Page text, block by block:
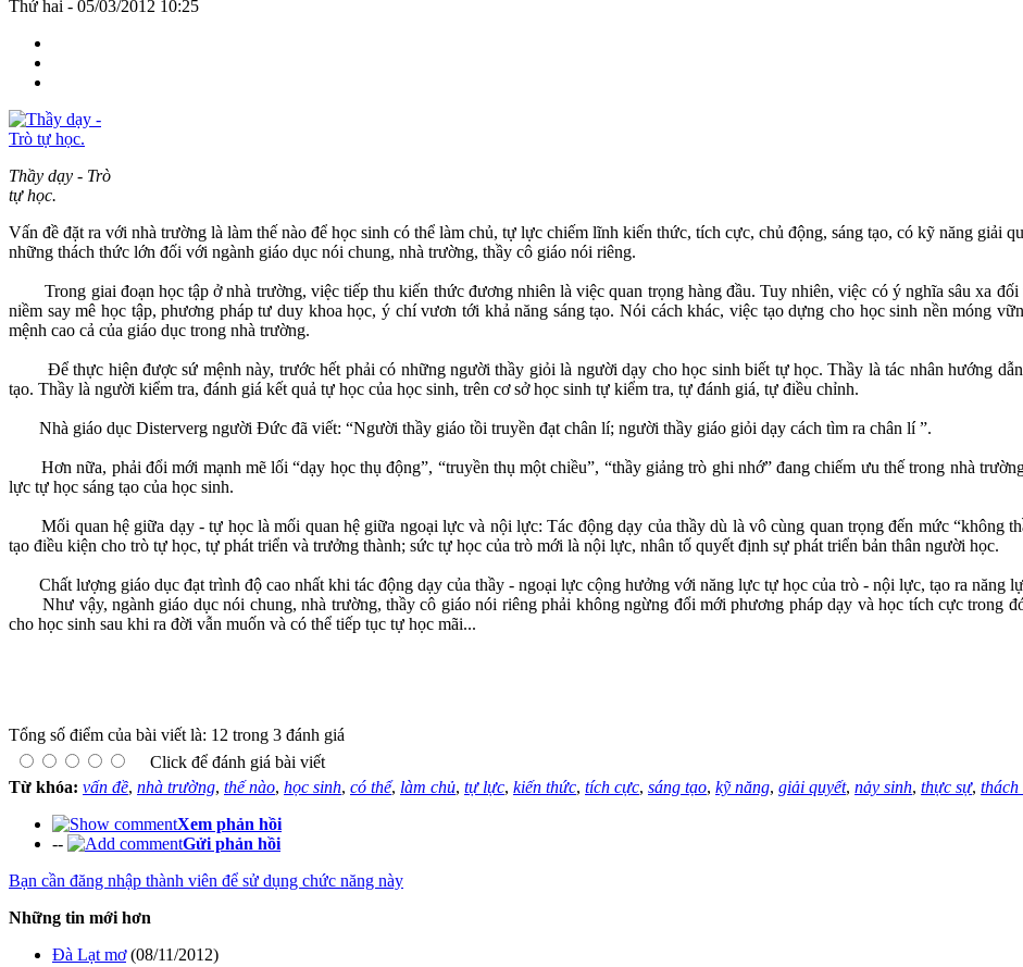
Thứ hai - 05/03/2012 10:25
Thầy dạy - Trò
tự học.
Vấn đề đặt ra với nhà trường là làm thế nào để học sinh có thể làm chủ, tự lực chiếm lĩnh kiến thức, tích cực, chủ động, sáng tạo, có kỹ năng giải
những thách thức lớn đối với ngành giáo dục nói chung, nhà trường, thầy cô giáo nói riêng.
Trong giai đoạn học tập ở nhà trường, việc tiếp thu kiến thức đương nhiên là việc quan trọng hàng đầu. Tuy nhiên, việc có ý nghĩa sâu xa
niềm say mê học tập, phương pháp tư duy khoa học, ý chí vươn tới khả năng sáng tạo. Nói cách khác, việc tạo dựng cho học sinh nền móng
mệnh cao cả của giáo dục trong nhà trường.
Để thực hiện được sứ mệnh này, trước hết phải có những người thầy giỏi là người dạy cho học sinh biết tự học. Thầy là tác nhân hướng
tạo. Thầy là người kiểm tra, đánh giá kết quả tự học của học sinh, trên cơ sở học sinh tự kiểm tra, tự đánh giá, tự điều chỉnh.
Nhà giáo dục Disterverg người Đức đã viết: “Người thầy giáo tồi truyền đạt chân lí; người thầy giáo giỏi dạy cách tìm ra chân lí ”.
Hơn nữa, phải đổi mới mạnh mẽ lối “dạy học thụ động”, “truyền thụ một chiều”, “thầy giảng trò ghi nhớ” đang chiếm ưu thế trong nhà
lực tự học sáng tạo của học sinh.
Mối quan hệ giữa dạy - tự học là mối quan hệ giữa ngoại lực và nội lực: Tác động dạy của thầy dù là vô cùng quan trọng đến mức “không
tạo điều kiện cho trò tự học, tự phát triển và trưởng thành; sức tự học của trò mới là nội lực, nhân tố quyết định sự phát triển bản thân người học.
Chất lượng giáo dục đạt trình độ cao nhất khi tác động dạy của thầy - ngoại lực cộng hưởng với năng lực tự học của trò - nội lực, tạo ra năng
Như vậy, ngành giáo dục nói chung, nhà trường, thầy cô giáo nói riêng phải không ngừng đổi mới phương pháp dạy và học tích cực trong
cho học sinh sau khi ra đời vẫn muốn và có thể tiếp tục tự học mãi...
Tổng số điểm của bài viết là: 12 trong 3 đánh giá
Click để đánh giá bài viết
Từ khóa: vấn đề, nhà trường, thế nào, học sinh, có thể, làm chủ, tự lực, kiến thức, tích cực, sáng tạo, kỹ năng, giải quyết, nảy sinh, thực sự, thách
Xem phản hồi
--
Gửi phản hồi
Bạn cần đăng nhập thành viên để sử dụng chức năng này
Những tin mới hơn
Đà Lạt mơ (08/11/2012)